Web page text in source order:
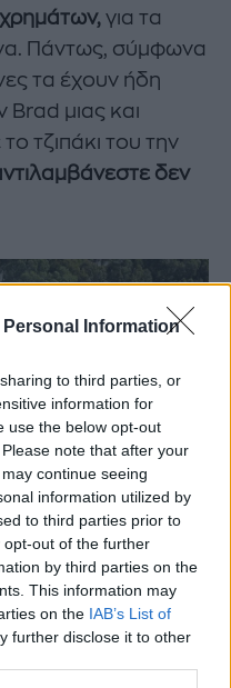
Personal Information
to third parties, or
information for
use the below opt-out
note that after your
continue seeing
information utilized by
to third parties prior to
out of the further
by third parties on the
This information may
on the IAB’s List of
further disclose it to other
για τα
Πάντως, σύμφωνα
τα έχουν ήδη
Brad μιας και
τζιπάκι του την
δεν
καιρό ακούμε
ζεύγος. Μήπως να